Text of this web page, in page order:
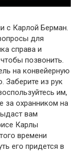
с Карлой Берман.
для
справа и
позвонить.
на конвейерную
Заберите из рук
им,
за охранником на
вам
Карлы
времени
его придется в